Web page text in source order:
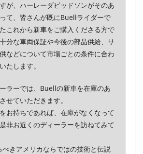
が、ハーレーダビッドソンがそのあ
て、皆さんが既にBuellライダーで
これから新車をご購入くださる方で
分な車両保証や今後の部品供給、サ
などについて市場ごとの条件に合わ
たします。
ラーでは、Buellの新車を在庫のあ
せていただきます。
お持ちであれば、在庫がなくなって
非お近くのディーラーを訪ねてみて
きアメリカならではの技術と伝説